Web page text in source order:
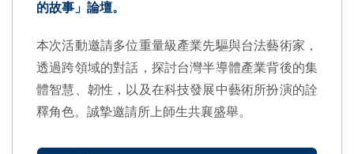
的故事」論壇。
本次活動邀請多位重量級產業先驅與台法藝術家，
透過跨領域的對話，探討台灣半導體產業背後的集
體智慧、韌性，以及在科技發展中藝術所扮演的詮
釋角色。誠摯邀請所上師生共襄盛舉。